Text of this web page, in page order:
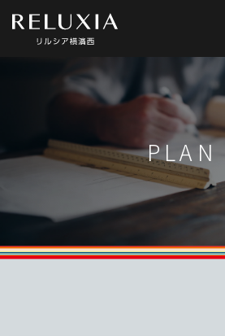
トップ
アクセス
間取り
ブランド
PLAN